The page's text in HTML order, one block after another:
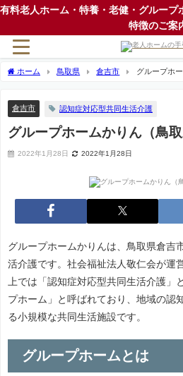
有料老人ホーム・特養・老健・グループ
特徴のご案
ホーム 鳥取県 倉吉市 グループホ
倉吉市 認知症対応型共同生活介護
グループホームかりん（鳥取
2022年1月28日 2022年1月28日
グループホームかりんは、鳥取県倉吉
活介護です。社会福祉法人敬仁会が運
上では「認知症対応型共同生活介護」
プホーム」と呼ばれており、地域の認
る小規模な共同生活施設です。
グループホームとは